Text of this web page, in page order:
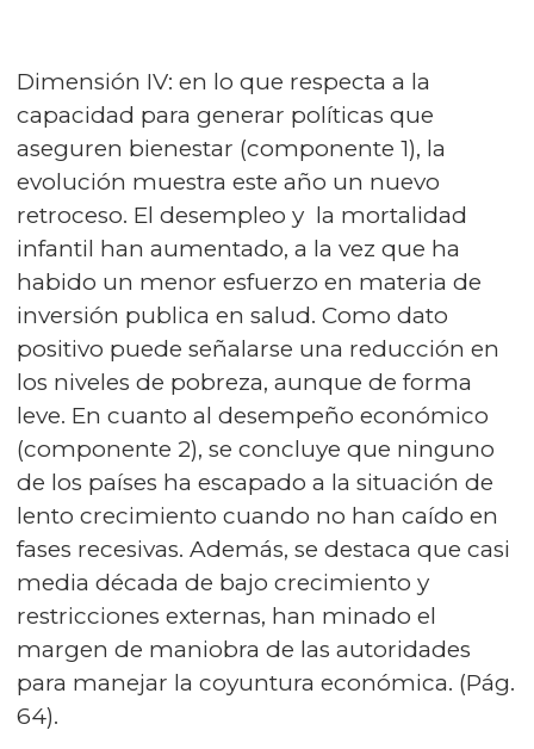
Dimensión IV: en lo que respecta a la
capacidad para generar políticas que
aseguren bienestar (componente 1), la
evolución muestra este año un nuevo
retroceso. El desempleo y la mortalidad
infantil han aumentado, a la vez que ha
habido un menor esfuerzo en materia de
inversión publica en salud. Como dato
positivo puede señalarse una reducción en
los niveles de pobreza, aunque de forma
leve. En cuanto al desempeño económico
(componente 2), se concluye que ninguno
de los países ha escapado a la situación de
lento crecimiento cuando no han caído en
fases recesivas. Además, se destaca que casi
media década de bajo crecimiento y
restricciones externas, han minado el
margen de maniobra de las autoridades
para manejar la coyuntura económica. (Pág.
64).